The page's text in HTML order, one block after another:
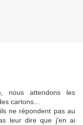
nous attendons les
cartons...
ne répondent pas au
leur dire que j'en ai